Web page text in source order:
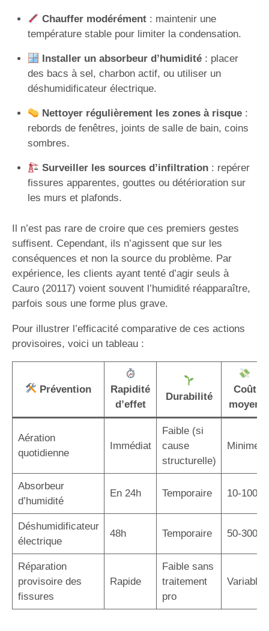
Chauffer modérément: maintenir une
température stable pour limiter la condensation.
Installer un absorbeur d’humidité: placer
des bacs à sel, charbon actif, ou utiliser un
déshumidificateur électrique.
Nettoyer régulièrement les zones à risque:
rebords de fenêtres, joints de salle de bain, coins
sombres.
Surveiller les sources d’infiltration: repérer
fissures apparentes, gouttes ou détérioration sur
les murs et plafonds.
Il n’est pas rare de croire que ces premiers gestes
suffisent. Cependant, ils n’agissent que sur les
conséquences et non la source du problème. Par
expérience, les clients ayant tenté d’agir seuls à
Cauro (20117) voient souvent l’humidité réapparaître,
parfois sous une forme plus grave.
Pour illustrer l’efficacité comparative de ces actions
provisoires, voici un tableau :
Prévention
Rapidité
d’effet
Durabilité
Coût
moyen
Aération
quotidienne
Immédiat
Faible (si
cause
structurelle)
Minime
Absorbeur
d’humidité
En 24h Temporaire 10-100€
Déshumidificateur
électrique
48h Temporaire 50-300€
Réparation
provisoire des
fissures
Rapide
Faible sans
traitement
pro
Variable